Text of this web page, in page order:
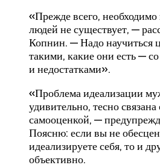
«Прежде всего,
людей не существует, —
Копнин. — Надо научиться
такими, какие они есть —
и недостатками».
«Проблема идеализации
удивительно, тесно
самооценкой, —
Поясню: если вы не
идеализируете себя, то и
объективно.